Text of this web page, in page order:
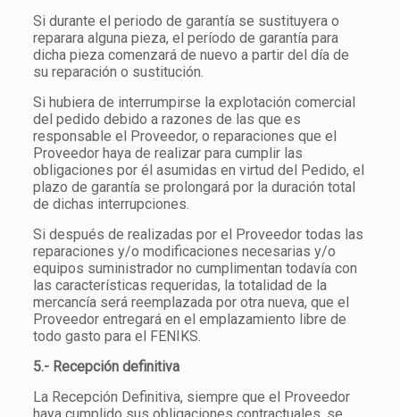
Si durante el periodo de garantía se sustituyera o
reparara alguna pieza, el período de garantía para
dicha pieza comenzará de nuevo a partir del día de
su reparación o sustitución.
Si hubiera de interrumpirse la explotación comercial
del pedido debido a razones de las que es
responsable el Proveedor, o reparaciones que el
Proveedor haya de realizar para cumplir las
obligaciones por él asumidas en virtud del Pedido, el
plazo de garantía se prolongará por la duración total
de dichas interrupciones.
Si después de realizadas por el Proveedor todas las
reparaciones y/o modificaciones necesarias y/o
equipos suministrador no cumplimentan todavía con
las características requeridas, la totalidad de la
mercancía será reemplazada por otra nueva, que el
Proveedor entregará en el emplazamiento libre de
todo gasto para el FENIKS.
5.- Recepción definitiva
La Recepción Definitiva, siempre que el Proveedor